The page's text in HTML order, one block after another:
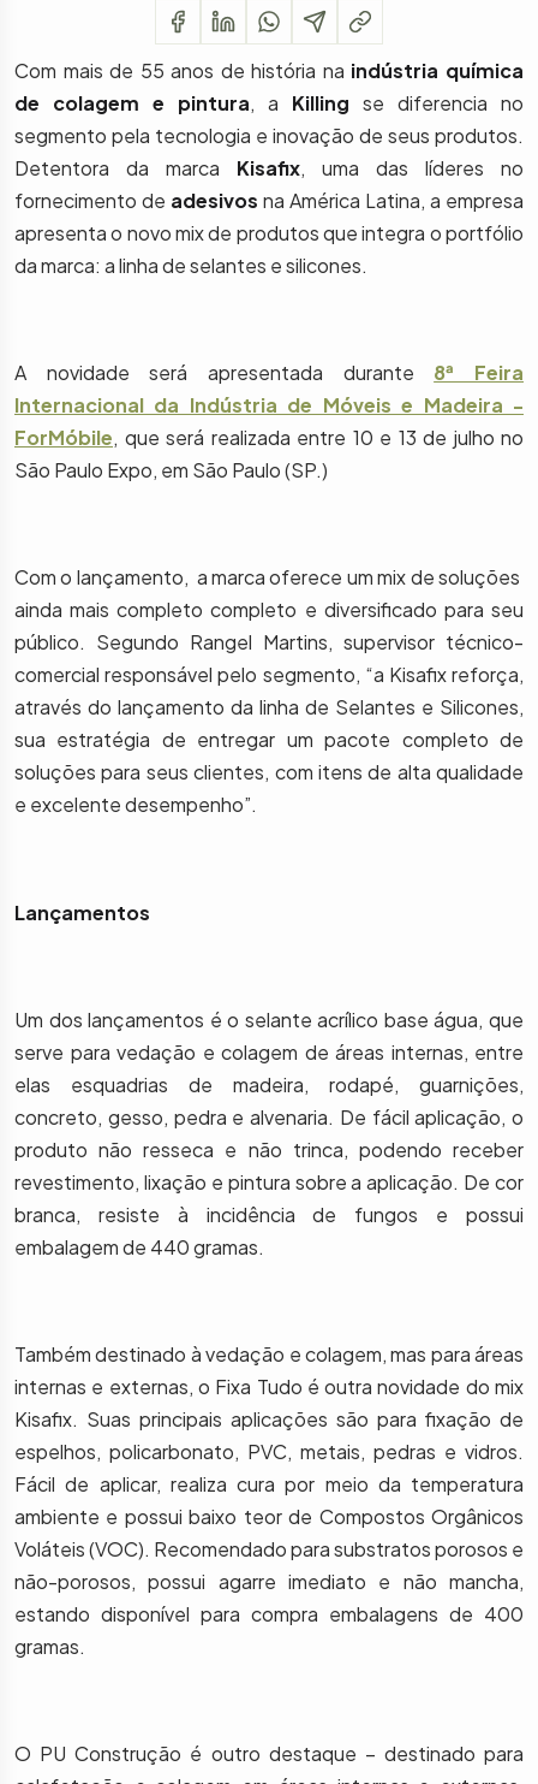
Com mais de 55 anos de história na indústria química
de colagem e pintura, a Killing se diferencia no
segmento pela tecnologia e inovação de seus produtos.
Detentora da marca Kisafix, uma das líderes no
fornecimento de adesivos na América Latina, a empresa
apresenta o novo mix de produtos que integra o portfólio
da marca: a linha de selantes e silicones.
A novidade será apresentada durante 8ª Feira
Internacional da Indústria de Móveis e Madeira -
ForMóbile, que será realizada entre 10 e 13 de julho no
São Paulo Expo, em São Paulo (SP.)
Com o lançamento, a marca oferece um mix de soluções
ainda mais completo completo e diversificado para seu
público. Segundo Rangel Martins, supervisor técnico-
comercial responsável pelo segmento, “a Kisafix reforça,
através do lançamento da linha de Selantes e Silicones,
sua estratégia de entregar um pacote completo de
soluções para seus clientes, com itens de alta qualidade
e excelente desempenho”.
Lançamentos
Um dos lançamentos é o selante acrílico base água, que
serve para vedação e colagem de áreas internas, entre
elas esquadrias de madeira, rodapé, guarnições,
concreto, gesso, pedra e alvenaria. De fácil aplicação, o
produto não resseca e não trinca, podendo receber
revestimento, lixação e pintura sobre a aplicação. De cor
branca, resiste à incidência de fungos e possui
embalagem de 440 gramas.
Também destinado à vedação e colagem, mas para áreas
internas e externas, o Fixa Tudo é outra novidade do mix
Kisafix. Suas principais aplicações são para fixação de
espelhos, policarbonato, PVC, metais, pedras e vidros.
Fácil de aplicar, realiza cura por meio da temperatura
ambiente e possui baixo teor de Compostos Orgânicos
Voláteis (VOC). Recomendado para substratos porosos e
não-porosos, possui agarre imediato e não mancha,
estando disponível para compra embalagens de 400
gramas.
O PU Construção é outro destaque – destinado para